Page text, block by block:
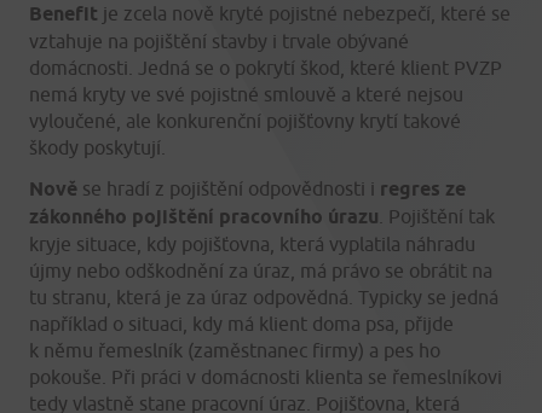
Benefit je zcela nově kryté pojistné nebezpečí, které se
vztahuje na pojištění stavby i trvale obývané
domácnosti. Jedná se o pokrytí škod, které klient PVZP
nemá kryty ve své pojistné smlouvě a které nejsou
vyloučené, ale konkurenční pojišťovny krytí takové
škody poskytují.
Nově se hradí z pojištění odpovědnosti i regres ze
zákonného pojištění pracovního úrazu . Pojištění tak
kryje situace, kdy pojišťovna, která vyplatila náhradu
újmy nebo odškodnění za úraz, má právo se obrátit na
tu stranu, která je za úraz odpovědná. Typicky se jedná
například o situaci, kdy má klient doma psa, přijde
k němu řemeslník (zaměstnanec firmy) a pes ho
pokouše. Při práci v domácnosti klienta se řemeslníkovi
tedy vlastně stane pracovní úraz. Pojišťovna, která